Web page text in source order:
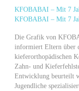
KFOBABAI – Mit 7
KFOBABAI – Mit 7
Die Grafik von
informiert Eltern über
kieferorthopädischen
Zahn- und
Entwicklung beurteilt
Jugendliche